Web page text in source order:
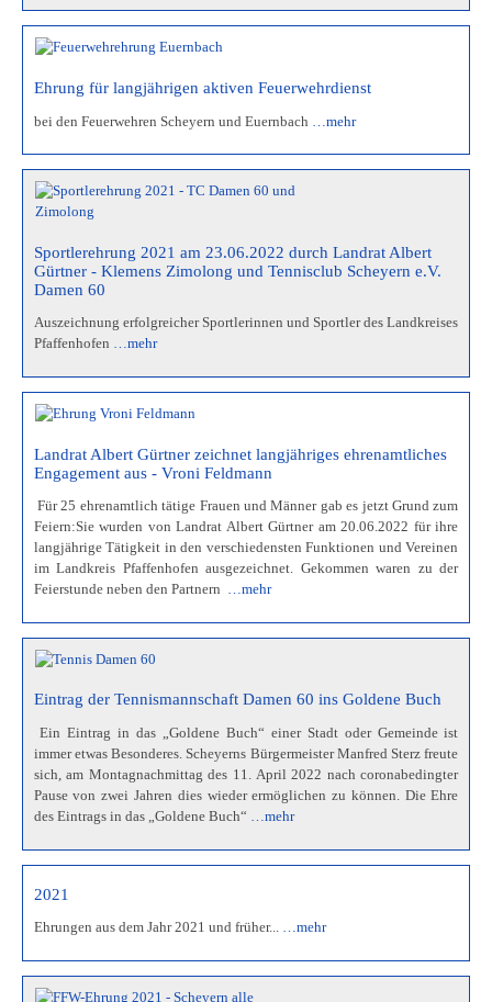
Ehrung für langjährigen aktiven Feuerwehrdienst
bei den Feuerwehren Scheyern und Euernbach …mehr
Sportlerehrung 2021 am 23.06.2022 durch Landrat Albert
Gürtner - Klemens Zimolong und Tennisclub Scheyern e.V.
Damen 60
Auszeichnung erfolgreicher Sportlerinnen und Sportler des Landkreises
Pfaffenhofen …mehr
Landrat Albert Gürtner zeichnet langjähriges ehrenamtliches
Engagement aus - Vroni Feldmann
Für 25 ehrenamtlich tätige Frauen und Männer gab es jetzt Grund zum
Feiern:Sie wurden von Landrat Albert Gürtner am 20.06.2022 für ihre
langjährige Tätigkeit in den verschiedensten Funktionen und Vereinen
im Landkreis Pfaffenhofen ausgezeichnet. Gekommen waren zu der
Feierstunde neben den Partnern …mehr
Eintrag der Tennismannschaft Damen 60 ins Goldene Buch
Ein Eintrag in das „Goldene Buch“ einer Stadt oder Gemeinde ist
immer etwas Besonderes. Scheyerns Bürgermeister Manfred Sterz freute
sich, am Montagnachmittag des 11. April 2022 nach coronabedingter
Pause von zwei Jahren dies wieder ermöglichen zu können. Die Ehre
des Eintrags in das „Goldene Buch“ …mehr
2021
Ehrungen aus dem Jahr 2021 und früher... …mehr